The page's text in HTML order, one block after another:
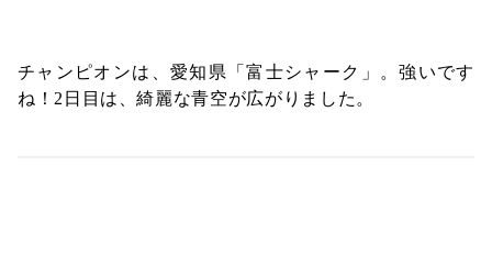
チャンピオンは、愛知県「富士シャーク」。強いです
ね！2日目は、綺麗な青空が広がりました。